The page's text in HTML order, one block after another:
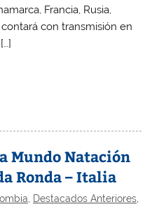
Francia, Rusia,
con transmisión en
Mundo Natación
Ronda – Italia
Destacados Anteriores